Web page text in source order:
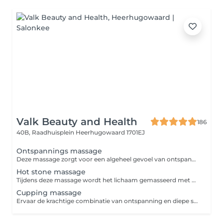
Valk Beauty and Health
186
40B, Raadhuisplein Heerhugowaard 1701EJ
Ontspannings massage
Deze massage zorgt voor een algeheel gevoel van ontspanning. Terwijl je spieren relaxen ebt stress weg zodat lichaam en geest weer in balans komen.
Hot stone massage
Tijdens deze massage wordt het lichaam gemasseerd met handen en verwarmde vulkaanstenen. Ook worden er stenen op specifieke acupunctuurpunten van het lichaam gelegd. De warmte zorgt in combinatie met de masserende bewegingen niet alleen voor diepe ontspanning, maar ook voor stimulatie van de bloedsomloop, afvoer van gifstoffen en verlichting van verschillende lichamelijke klachten.
Cupping massage
Ervaar de krachtige combinatie van ontspanning en diepe spierbehandeling. Tijdens een cuppingmassage worden speciale cups gebruikt die de huid en het bindweefsel zacht optillen. Hierdoor wordt de doorbloeding gestimuleerd, kunnen verklevingen worden losgemaakt en worden afvalstoffen beter afgevoerd.